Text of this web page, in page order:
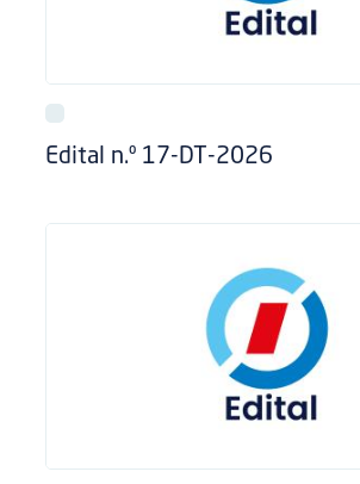
Edital n.º 17-DT-2026